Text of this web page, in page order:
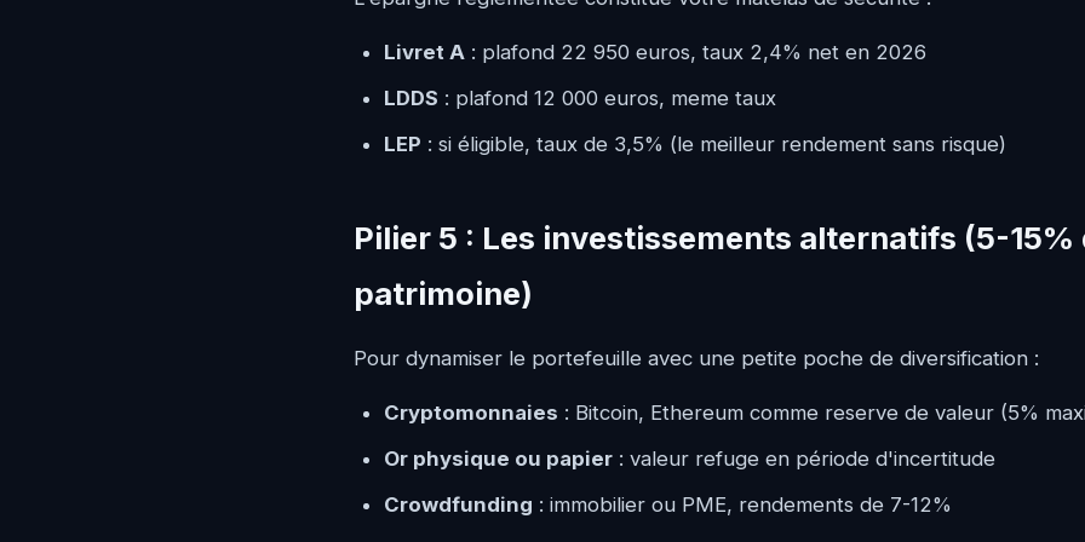
Livret A : plafond 22 950 euros, taux 2,4% net en 2026
LDDS : plafond 12 000 euros, meme taux
LEP : si éligible, taux de 3,5% (le meilleur rendement sans risque)
Pilier 5 : Les investissements alternatifs (5-15%
patrimoine)
Pour dynamiser le portefeuille avec une petite poche de diversification :
Cryptomonnaies : Bitcoin, Ethereum comme reserve de valeur (5%
Or physique ou papier : valeur refuge en période d'incertitude
Crowdfunding : immobilier ou PME, rendements de 7-12%